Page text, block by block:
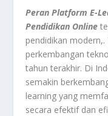
Peran Platform E-
Pendidikan Online
pendidikan
perkembangan
tahun terakhir. Di
semakin
learning yang
secara efektif dan